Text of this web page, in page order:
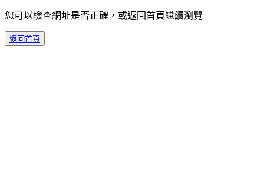
您可以檢查網址是否正確，或返回首頁繼續瀏覽
返回首頁